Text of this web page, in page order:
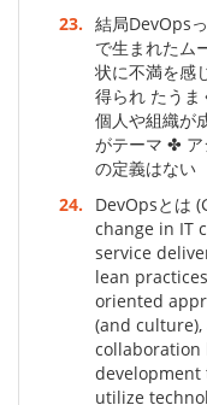
23. 結局DevOps
で生まれたム
状に不満を感
得られ たう
個人や組織が
がテーマ ✤ ア
の定義はない
24. DevOpsとは
change in IT
service
lean
oriented
(and
collaboration
development
utilize